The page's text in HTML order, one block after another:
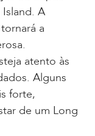
A
a
atento às
Alguns
forte,
de um Long